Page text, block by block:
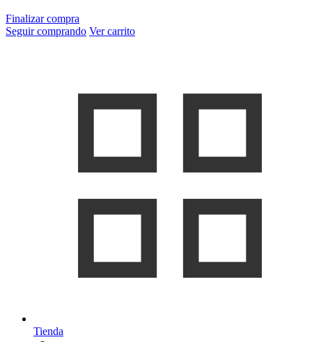
Finalizar compra
Seguir comprando Ver carrito
Tienda